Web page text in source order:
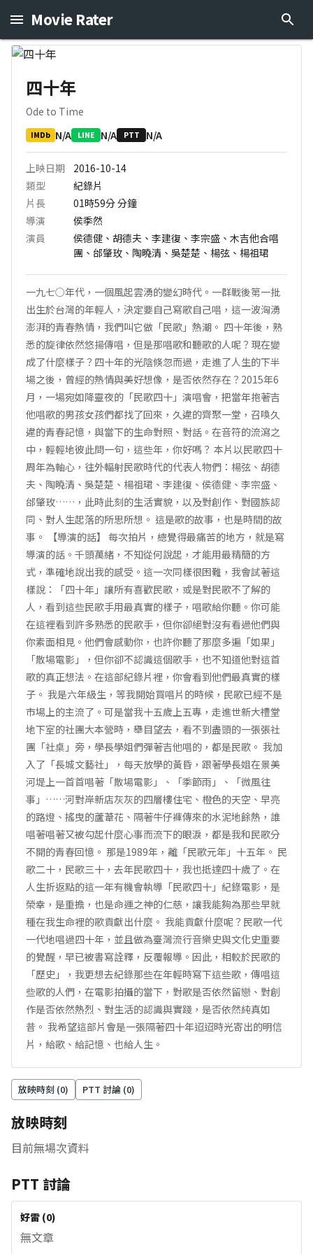
Movie Rater
四十年
Ode to Time
IMDb N/A LINE N/A PTT N/A
上映日期
2016-10-14
類型
紀錄片
片長
01時59分分鐘
導演
侯季然
演員
侯德健、胡德夫、李建復、李宗盛、木吉他合唱
團、邰肇玫、陶曉清、吳楚楚、楊弦、楊祖珺
一九七○年代，一個風起雲湧的變幻時代。一群戰後第一批
出生於台灣的年輕人，決定要自己寫歌自己唱，這一波洶湧
澎湃的青春熱情，我們叫它做「民歌」熱潮。 四十年後，熟
悉的旋律依然悠揚傳唱，但是那唱歌和聽歌的人呢？現在變
成了什麼樣子？四十年的光陰倏忽而過，走進了人生的下半
場之後，曾經的熱情與美好想像，是否依然存在？2015年6
月，一場宛如降靈夜的「民歌四十」演唱會，把當年抱著吉
他唱歌的男孩女孩們都找了回來，久違的齊聚一堂，召喚久
違的青春記憶，與當下的生命對照、對話。在音符的流瀉之
中，輕輕地彼此問一句，這些年，你好嗎？ 本片以民歌四十
周年為軸心，往外輻射民歌時代的代表人物們：楊弦、胡德
夫、陶曉清、吳楚楚、楊祖珺、李建復、侯德健、李宗盛、
邰肇玫……，此時此刻的生活實貌，以及對創作、對國族認
同、對人生起落的所思所想。 這是歌的故事，也是時間的故
事。 【導演的話】 每次拍片，總覺得最痛苦的地方，就是寫
導演的話。千頭萬緒，不知從何說起，才能用最精簡的方
式，準確地說出我的感受。這一次同樣很困難，我會試著這
樣說：「四十年」讓所有喜歡民歌，或是對民歌不了解的
人，看到這些民歌手用最真實的樣子，唱歌給你聽。你可能
在這裡看到許多熟悉的民歌手，但你卻絕對沒有看過他們與
你素面相見。他們會感動你，也許你聽了那麼多遍「如果」
「散場電影」，但你卻不認識這個歌手，也不知道他對這首
歌的真正想法。在這部紀錄片裡，你會看到他們最真實的樣
子。 我是六年級生，等我開始買唱片的時候，民歌已經不是
市場上的主流了。可是當我十五歲上五專，走進世新大禮堂
地下室的社團大本營時，舉目望去，看不到盡頭的一張張社
團「社桌」旁，學長學姐們彈著吉他唱的，都是民歌。 我加
入了「長城文藝社」，每天放學的黃昏，跟著學長姐在景美
河堤上一首首唱著「散場電影」、「季節雨」、「微風往
事」……河對岸新店灰灰的四層樓住宅、橙色的天空、早亮
的路燈、搖曳的蘆葦花、隔著牛仔褲傳來的水泥地餘熱，誰
唱著唱著又被勾起什麼心事而流下的眼淚，都是我和民歌分
不開的青春回憶。 那是1989年，離「民歌元年」十五年。 民
歌二十，民歌三十，去年民歌四十，我也抵達四十歲了。在
人生折返點的這一年有機會執導「民歌四十」紀錄電影，是
榮幸，是重擔，也是命運之神的仁慈，讓我能夠為那些早就
種在我生命裡的歌貢獻出什麼。 我能貢獻什麼呢？民歌一代
一代地唱過四十年，並且做為臺灣流行音樂史與文化史重要
的覺醒，早已被書寫詮釋，反覆報導。因此，相較於民歌的
「歷史」，我更想去紀錄那些在年輕時寫下這些歌，傳唱這
些歌的人們，在電影拍攝的當下，對歌是否依然留戀、對創
作是否依然熱烈、對生活的認識與實踐，是否依然純真如
昔。 我希望這部片會是一張隔著四十年迢迢時光寄出的明信
片，給歌、給記憶、也給人生。
放映時刻 (0) PTT 討論 (0)
放映時刻
目前無場次資料
PTT 討論
好雷 (0)
無文章